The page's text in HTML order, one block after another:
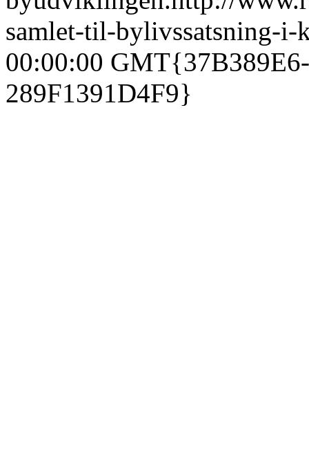
samlet-til-bylivssatsning-i-
00:00:00 GMT
289F1391D4F9}